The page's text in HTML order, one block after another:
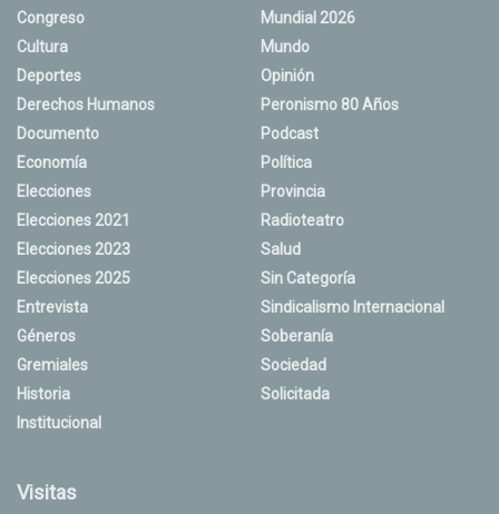
Congreso
Cultura
Deportes
Derechos Humanos
Documento
Economía
Elecciones
Elecciones 2021
Elecciones 2023
Elecciones 2025
Entrevista
Géneros
Gremiales
Historia
Institucional
Mundial 2026
Mundo
Opinión
Peronismo 80 Años
Podcast
Política
Provincia
Radioteatro
Salud
Sin Categoría
Sindicalismo Internacional
Soberanía
Sociedad
Solicitada
Visitas